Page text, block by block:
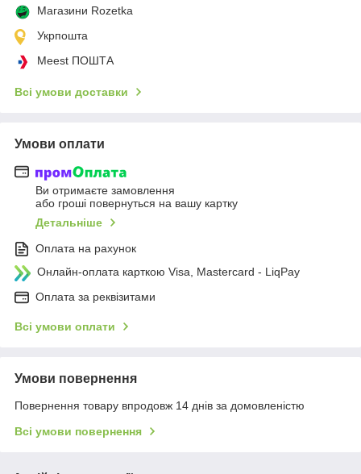
Магазини Rozetka
Укрпошта
Meest ПОШТА
Всі умови доставки
Умови оплати
Ви отримаєте замовлення
або гроші повернуться на вашу картку
Детальніше
Оплата на рахунок
Онлайн-оплата карткою Visa, Mastercard - LiqPay
Оплата за реквізитами
Всі умови оплати
Умови повернення
Повернення товару впродовж 14 днів за домовленістю
Всі умови повернення